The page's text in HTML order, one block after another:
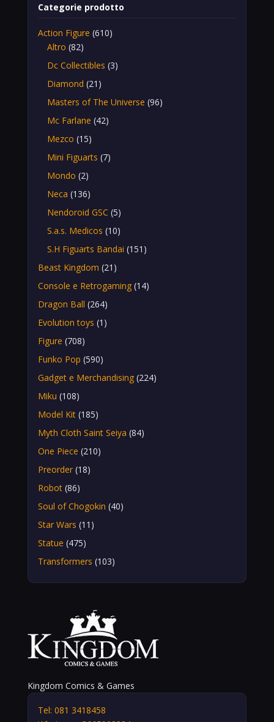
Categorie prodotto
Action Figure (610)
Altro (82)
Dc Collectibles (3)
Diamond (21)
Masters of The Universe (96)
Mc Farlane (42)
Mezco (15)
Mini Figuarts (7)
Mondo (2)
Neca (136)
Nendoroid GSC (5)
S.a.s. Medicos (10)
S.H Figuarts Bandai (151)
Beast Kingdom (21)
Console e Retrogaming (14)
Dragon Ball (264)
Evolution toys (1)
Figure (708)
Funko Pop (590)
Gadget e Merchandising (224)
Miku (108)
Model Kit (185)
Myth Cloth Saint Seiya (84)
One Piece (210)
Preorder (18)
Robot (86)
Soul of Chogokin (40)
Star Wars (11)
Statue (475)
Transformers (103)
Kingdom Comics & Games
Tel: 081 3418458